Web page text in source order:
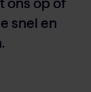
ons op of
snel en